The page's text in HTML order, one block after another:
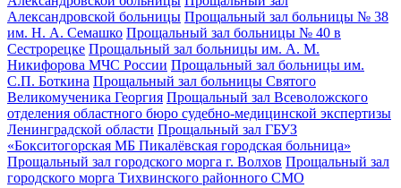
Александровской больницы Прощальный зал больницы № 38
им. Н. А. Семашко Прощальный зал больницы № 40 в
Сестрорецке Прощальный зал больницы им. А. М.
Никифорова МЧС России Прощальный зал больницы им.
С.П. Боткина Прощальный зал больницы Святого
Великомученика Георгия Прощальный зал Всеволожского
отделения областного бюро судебно-медицинской экспертизы
Ленинградской области Прощальный зал ГБУЗ
«Бокситогорская МБ Пикалёвская городская больница»
Прощальный зал городского морга г. Волхов Прощальный зал
городского морга Тихвинского районного СМО